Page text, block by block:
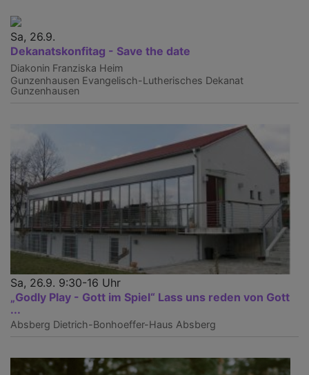
Sa, 26.9.
Dekanatskonfitag - Save the date
Diakonin Franziska Heim
Gunzenhausen Evangelisch-Lutherisches Dekanat
Gunzenhausen
Sa, 26.9. 9:30-16 Uhr
„Godly Play - Gott im Spiel“ Lass uns reden von Gott
...
Absberg Dietrich-Bonhoeffer-Haus Absberg